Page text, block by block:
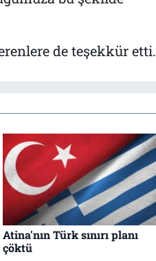
de teşekkür etti.
Atina'nın Türk sınırı planı
çöktü